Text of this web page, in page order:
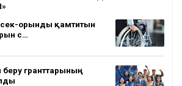
орынды қамтитын
с…
беру гранттарының